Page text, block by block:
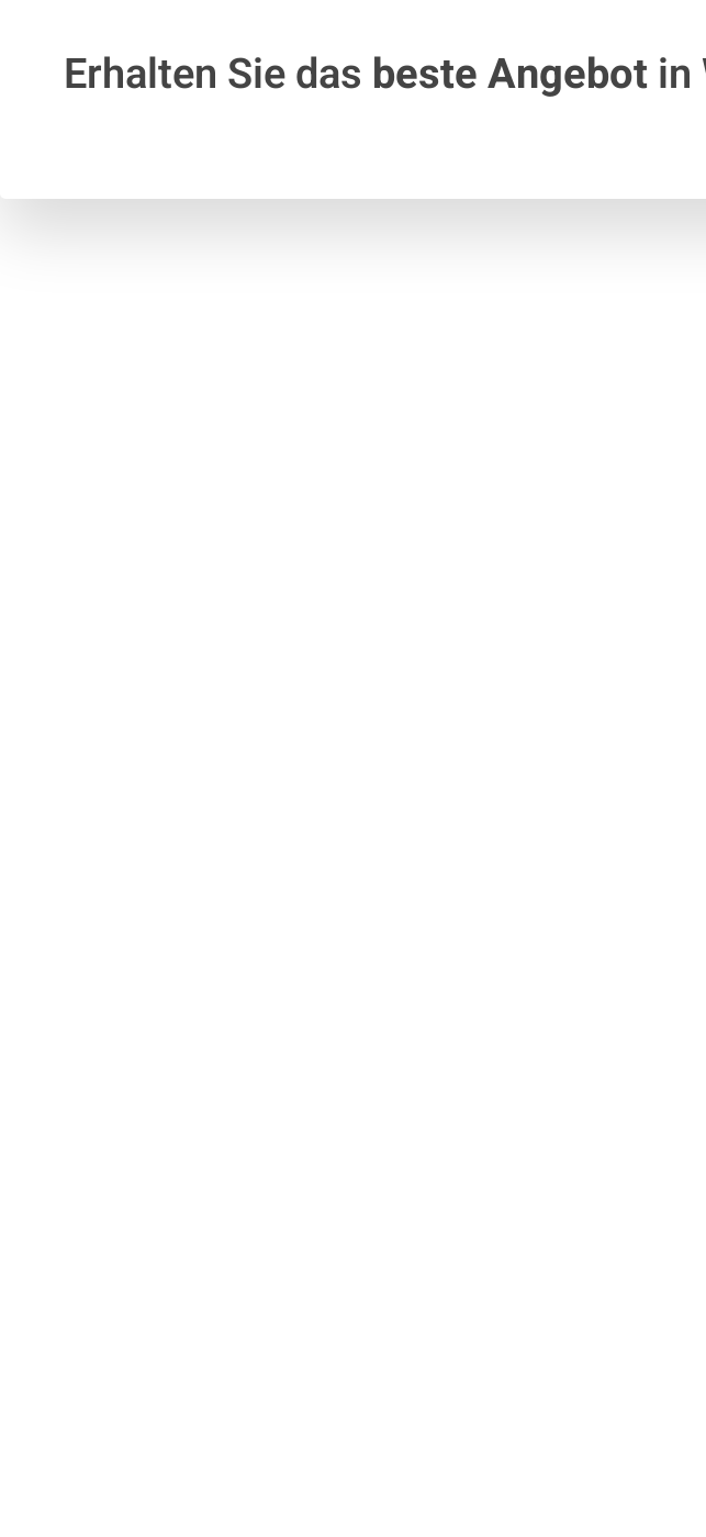
Erhalten Sie das beste Angebotin